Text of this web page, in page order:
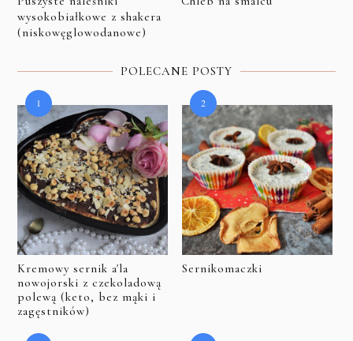
wysokobiałkowe z shakera
(niskowęglowodanowe)
POLECANE POSTY
Kremowy sernik a'la
nowojorski z czekoladową
polewą (keto, bez mąki i
zagęstników)
Sernikomaczki